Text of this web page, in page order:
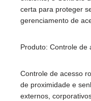
certa para proteger
gerenciamento de
Produto: Controle de
Controle de acesso
de proximidade e
externos,